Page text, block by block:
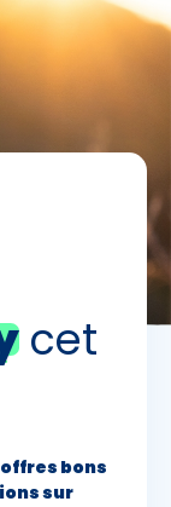
cet
bons
sur